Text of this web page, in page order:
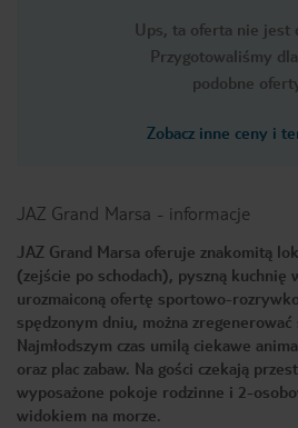
Ups, ta oferta nie jest
Przygotowaliśmy
podobne
Zobacz inne ceny i
JAZ Grand Marsa - informacje
JAZ Grand Marsa oferuje znakomitą
(zejście po schodach), pyszną kuchnię
urozmaiconą ofertę sportowo-
spędzonym dniu, można
Najmłodszym czas umilą ciekawe
oraz plac zabaw. Na gości czekają
wyposażone pokoje rodzinne i 2-
widokiem na morze.